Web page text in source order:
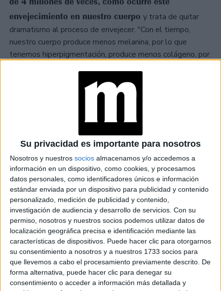
Su privacidad es importante para nosotros
Nosotros y nuestros socios almacenamos y/o accedemos a
información en un dispositivo, como cookies, y procesamos
datos personales, como identificadores únicos e información
estándar enviada por un dispositivo para publicidad y contenido
personalizado, medición de publicidad y contenido,
investigación de audiencia y desarrollo de servicios. Con su
permiso, nosotros y nuestros socios podemos utilizar datos de
localización geográfica precisa e identificación mediante las
características de dispositivos. Puede hacer clic para otorgarnos
su consentimiento a nosotros y a nuestros 1733 socios para
que llevemos a cabo el procesamiento previamente descrito. De
forma alternativa, puede hacer clic para denegar su
consentimiento o acceder a información más detallada y
envejecimiento en nuestro cuerpo y trata de quitar
dramatismo al proceso de envejecer. "Con el tiempo,
nuestro cuerpo produce menos melanina, por lo que
tenemos hiperpigmentación, produce menos colágeno, por
detalla de manera didáctica. "Es importante recordar que
es un proceso natural y no algo malo", les recuerda a sus
TAMBIÉN TE PUEDE INTERESAR
CEPILLO DE
ROMERO: CÓMO
HACER ESTA
HERRAMIENTA QUE
ES FUROR EN
TIKTOK Y QUE
FAVORECE EL
CRECIMIENTO DEL
PELO
EL PEINADO VIRAL
QUE ES TENDENCIA
PARA LAS CHICAS
CON PELO CORTO